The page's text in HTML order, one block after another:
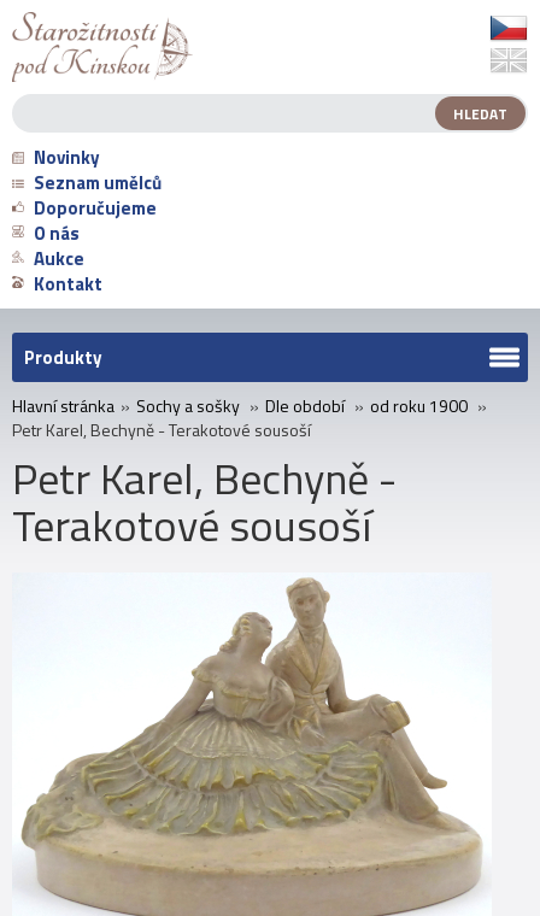
Novinky
Seznam umělců
Doporučujeme
O nás
Aukce
Kontakt
Produkty
Hlavní stránka » Sochy a sošky » Dle období » od roku 1900 »
Petr Karel, Bechyně - Terakotové sousoší
Petr Karel, Bechyně -
Terakotové sousoší